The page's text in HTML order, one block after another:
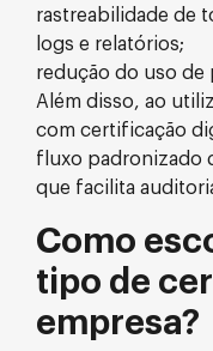
rastreabilidade de
logs e relatórios;
redução do uso de
Além disso, ao
com certificação
fluxo padronizado
que facilita
Como
tipo de
empresa?